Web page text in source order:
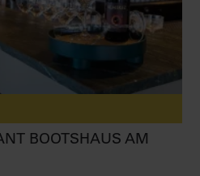
BOOTSHAUS AM